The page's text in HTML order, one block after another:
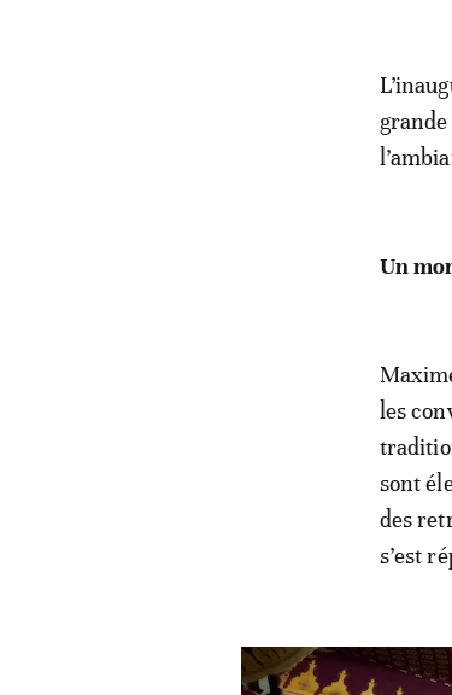
Un
les
sont
des
s’est